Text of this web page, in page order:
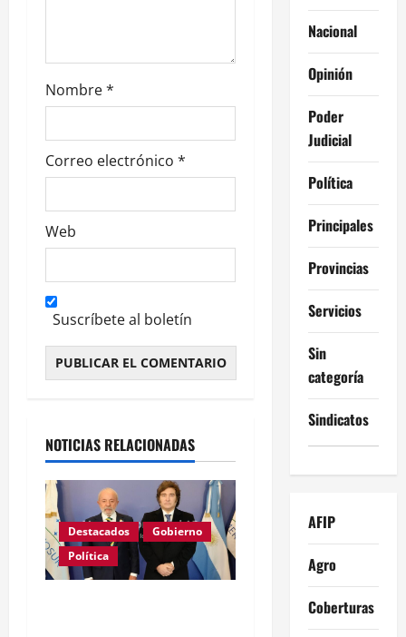
a
d
a
s
Nombre*
Correo electrónico *
Web
Suscríbete al boletín
NOTICIAS RELACIONADAS
Destacados
Gobierno
Política
Nacional
Opinión
Poder
Judicial
Política
Principales
Provincias
Servicios
Sin
categoría
Sindicatos
AFIP
Agro
Coberturas